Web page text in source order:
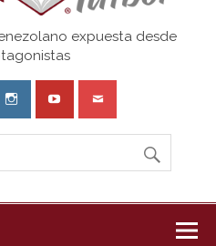
Venezuela
expuesta desde